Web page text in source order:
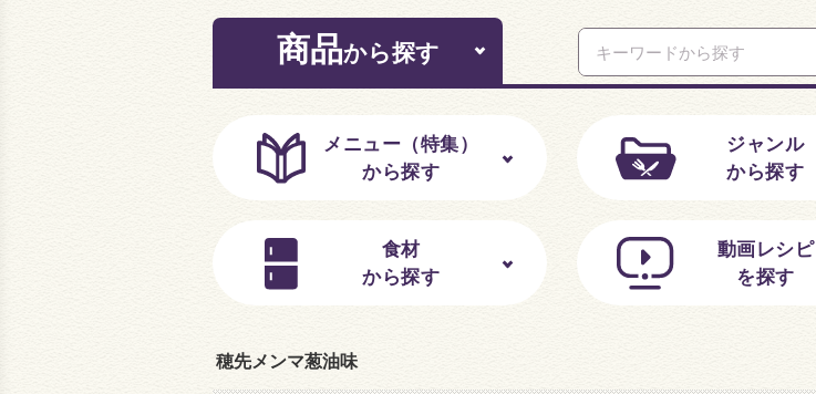
商品から探す
メニュー（特集）
から探す
ジャンル
から探す
食材
から探す
動画レシピ
を探す
穂先メンマ葱油味